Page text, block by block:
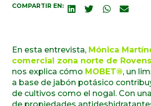
COMPARTIR EN:
En esta entrevista, Mónica
comercial zona norte de
nos explica cómo MOBET®, un
a base de jabón potásico
de cultivos como el nogal. Con
de propiedades